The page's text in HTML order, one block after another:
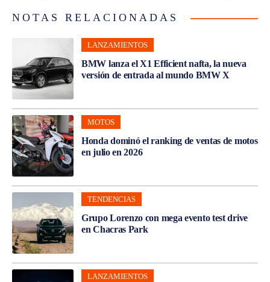
NOTAS RELACIONADAS
LANZAMIENTOS
BMW lanza el X1 Efficient nafta, la nueva
versión de entrada al mundo BMW X
MOTOS
Honda dominó el ranking de ventas de motos
en julio en 2026
TENDENCIAS
Grupo Lorenzo con mega evento test drive
en Chacras Park
LANZAMIENTOS